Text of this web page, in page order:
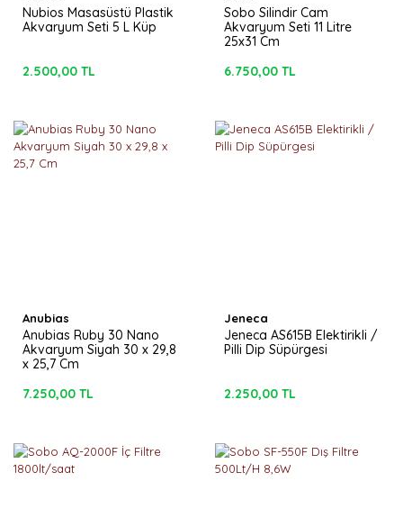
Nubios Masasüstü Plastik
Akvaryum Seti 5 L Küp
2.500,00 TL
Sobo Silindir Cam
Akvaryum Seti 11 Litre
25x31 Cm
6.750,00 TL
Anubias
Anubias Ruby 30 Nano
Akvaryum Siyah 30 x 29,8
x 25,7 Cm
7.250,00 TL
Jeneca
Jeneca AS615B Elektirikli /
Pilli Dip Süpürgesi
2.250,00 TL